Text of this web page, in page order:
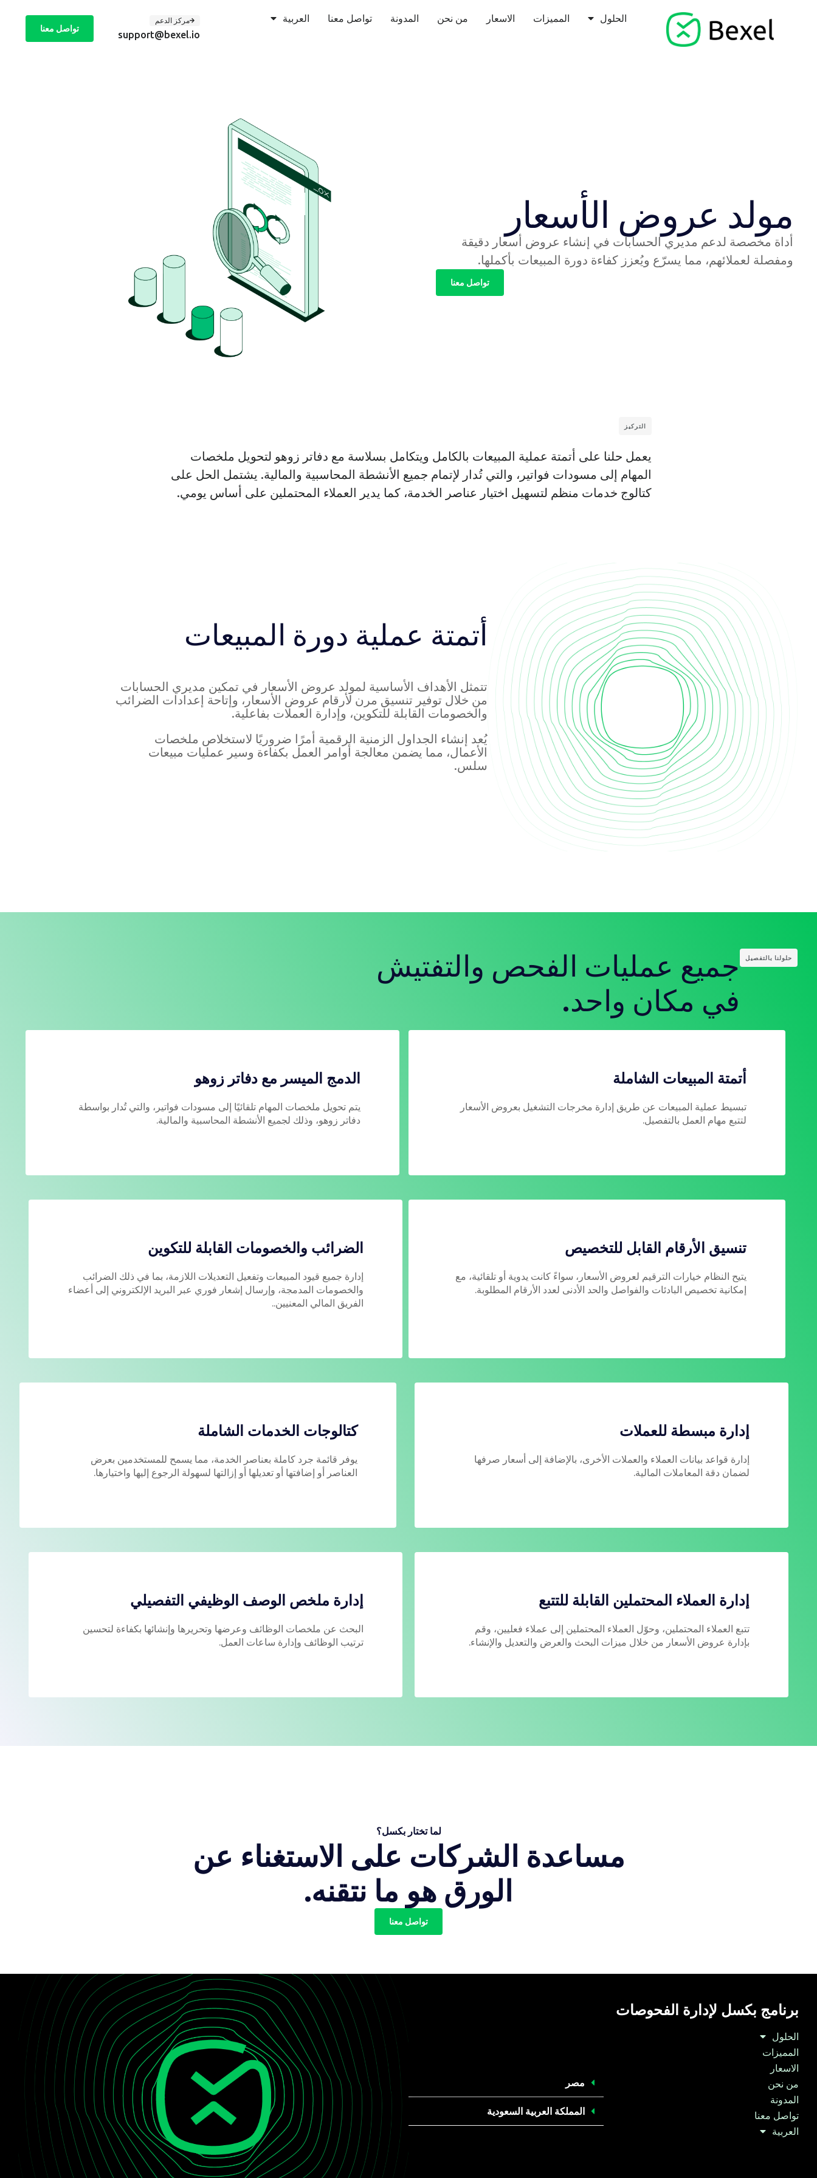
الحلول المميزات الاسعار من نحن المدونة تواصل معنا العربية مركز الدعم
support@bexel.io
تواصل معنا
مولد عروض الأسعار
أداة مخصصة لدعم مديري الحسابات في إنشاء عروض أسعار دقيقة
ومفصلة لعملائهم، مما يسرّع ويُعزز كفاءة دورة المبيعات بأكملها.
تواصل معنا
التركيز
يعمل حلنا على أتمتة عملية المبيعات بالكامل ويتكامل بسلاسة مع دفاتر زوهو لتحويل ملخصات
المهام إلى مسودات فواتير، والتي تُدار لإتمام جميع الأنشطة المحاسبية والمالية. يشتمل الحل على
كتالوج خدمات منظم لتسهيل اختيار عناصر الخدمة، كما يدير العملاء المحتملين على أساس يومي.
أتمتة عملية دورة المبيعات
تتمثل الأهداف الأساسية لمولد عروض الأسعار في تمكين مديري الحسابات
من خلال توفير تنسيق مرن لأرقام عروض الأسعار، وإتاحة إعدادات الضرائب
والخصومات القابلة للتكوين، وإدارة العملات بفاعلية.
يُعد إنشاء الجداول الزمنية الرقمية أمرًا ضروريًا لاستخلاص ملخصات
الأعمال، مما يضمن معالجة أوامر العمل بكفاءة وسير عمليات مبيعات
سلس.
حلولنا بالتفصيل
جميع عمليات الفحص والتفتيش
في مكان واحد.
أتمتة المبيعات الشاملة
تبسيط عملية المبيعات عن طريق إدارة مخرجات التشغيل بعروض الأسعار
لتتبع مهام العمل بالتفصيل.
الدمج الميسر مع دفاتر زوهو
يتم تحويل ملخصات المهام تلقائيًا إلى مسودات فواتير، والتي تُدار بواسطة
دفاتر زوهو، وذلك لجميع الأنشطة المحاسبية والمالية.
تنسيق الأرقام القابل للتخصيص
يتيح النظام خيارات الترقيم لعروض الأسعار، سواءً كانت يدوية أو تلقائية، مع
إمكانية تخصيص البادئات والفواصل والحد الأدنى لعدد الأرقام المطلوبة.
الضرائب والخصومات القابلة للتكوين
إدارة جميع قيود المبيعات وتفعيل التعديلات اللازمة، بما في ذلك الضرائب
والخصومات المدمجة، وإرسال إشعار فوري عبر البريد الإلكتروني إلى أعضاء
الفريق المالي المعنيين..
إدارة مبسطة للعملات
إدارة قواعد بيانات العملاء والعملات الأخرى، بالإضافة إلى أسعار صرفها
لضمان دقة المعاملات المالية.
كتالوجات الخدمات الشاملة
يوفر قائمة جرد كاملة بعناصر الخدمة، مما يسمح للمستخدمين بعرض
العناصر أو إضافتها أو تعديلها أو إزالتها لسهولة الرجوع إليها واختيارها.
إدارة العملاء المحتملين القابلة للتتبع
تتبع العملاء المحتملين، وحوّل العملاء المحتملين إلى عملاء فعليين، وقم
بإدارة عروض الأسعار من خلال ميزات البحث والعرض والتعديل والإنشاء.
إدارة ملخص الوصف الوظيفي التفصيلي
البحث عن ملخصات الوظائف وعرضها وتحريرها وإنشائها بكفاءة لتحسين
ترتيب الوظائف وإدارة ساعات العمل.
لما تختار بكسل؟
مساعدة الشركات على الاستغناء عن
الورق هو ما نتقنه.
تواصل معنا
برنامج بكسل لإدارة الفحوصات
الحلول
المميزات
الاسعار
من نحن
المدونة
تواصل معنا
العربية
مصر
المملكة العربية السعودية